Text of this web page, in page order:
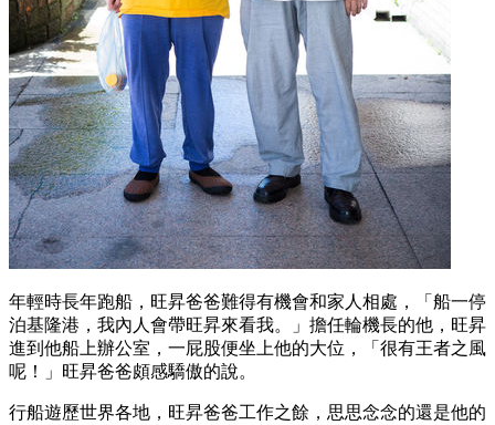
年輕時長年跑船，旺昇爸爸難得有機會和家人相處，「船一停
泊基隆港，我內人會帶旺昇來看我。」擔任輪機長的他，旺昇
進到他船上辦公室，一屁股便坐上他的大位，「很有王者之風
呢！」旺昇爸爸頗感驕傲的說。
行船遊歷世界各地，旺昇爸爸工作之餘，思思念念的還是他的